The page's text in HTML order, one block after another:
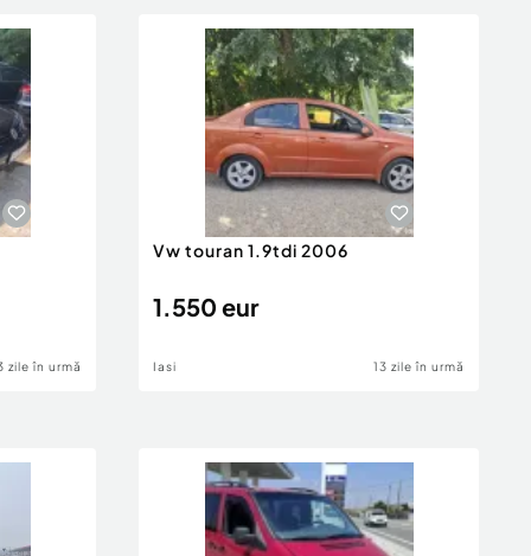
zile în urmă
Vw touran 1.9tdi 2006
1.550 eur
Iasi 13 zile în urmă